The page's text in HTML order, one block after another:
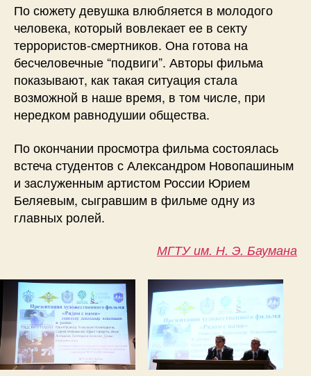
По сюжету девушка влюбляется в молодого
человека, который вовлекает ее в секту
террористов-смертников. Она готова на
бесчеловечные “подвиги”. Авторы фильма
показывают, как такая ситуация стала
возможной в наше время, в том числе, при
нередком равнодушии общества.
По окончании просмотра фильма состоялась
встеча студентов с Александром Новопашиным
и заслуженным артистом России Юрием
Беляевым, сыгравшим в фильме одну из
главных ролей.
МГТУ им. Н. Э. Баумана